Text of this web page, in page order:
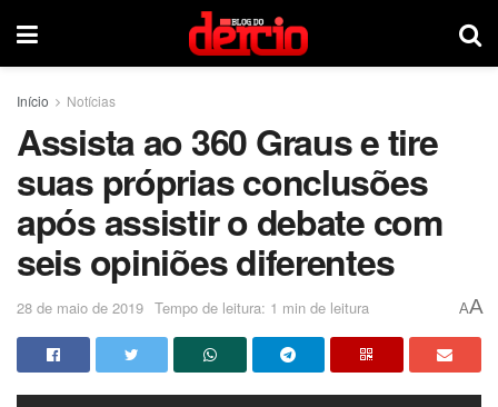
Início Notícias
Assista ao 360 Graus e tire
suas próprias conclusões
após assistir o debate com
seis opiniões diferentes
28 de maio de 2019 Tempo de leitura: 1 min de leitura AA